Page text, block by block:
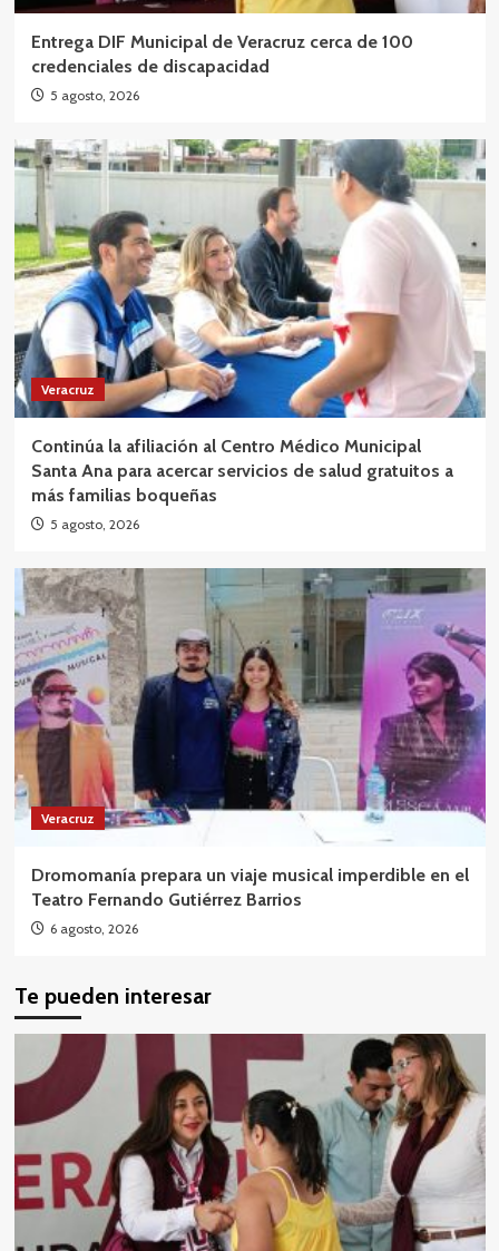
Entrega DIF Municipal de Veracruz cerca de 100
credenciales de discapacidad
5 agosto, 2026
Veracruz
Continúa la afiliación al Centro Médico Municipal
Santa Ana para acercar servicios de salud gratuitos a
más familias boqueñas
5 agosto, 2026
Veracruz
Dromomanía prepara un viaje musical imperdible en el
Teatro Fernando Gutiérrez Barrios
6 agosto, 2026
Te pueden interesar